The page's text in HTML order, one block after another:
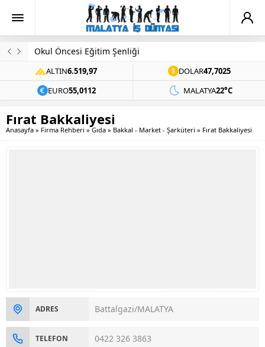
Okul Öncesi Eğitim Şenliği
ALTIN6.519,97 DOLAR47,7025
EURO55,0112 MALATYA22°C
Fırat Bakkaliyesi
Anasayfa » Firma Rehberi » Gıda » Bakkal - Market - Şarküteri » Fırat Bakkaliyesi
ADRES Battalgazi/MALATYA
TELEFON 0422 326 3863